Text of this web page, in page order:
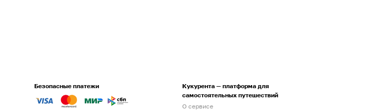
Безопасные платежи
Кукурента — платформа для
самостоятельных путешествий
О сервисе